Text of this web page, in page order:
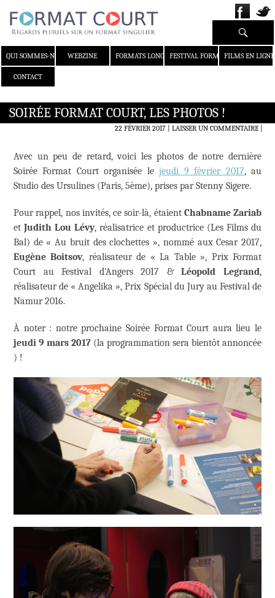
QUI SOMMES-NOUS ?WEBZINE FORMATS LONGS FESTIVAL FORMAT COURT
FILMS EN LIGNE
CONTACT
Recherche
SOIRÉE FORMAT COURT, LES PHOTOS !
22 FÉVRIER 2017 LAISSER UN COMMENTAIRE|
Avec un peu de retard, voici les photos de notre dernière
Soirée Format Court organisée lejeudi 9 février 2017, au
Studio des Ursulines (Paris, 5ème), prises par Stenny Sigere.
Pour rappel, nos invités, ce soir-là, étaient Chabname Zariab
etJudith Lou Lévy, réalisatrice et productrice (Les Films du
Bal) de « Au bruit des clochettes », nommé aux Cesar 2017,
Eugène Boitsov, réalisateur de « La Table », Prix Format
Court au Festival d’Angers 2017 &Léopold Legrand,
réalisateur de « Angelika », Prix Spécial du Jury au Festival de
Namur 2016.
À noter : notre prochaine Soirée Format Court aura lieu le
jeudi 9 mars 2017 (la programmation sera bientôt annoncée
) !